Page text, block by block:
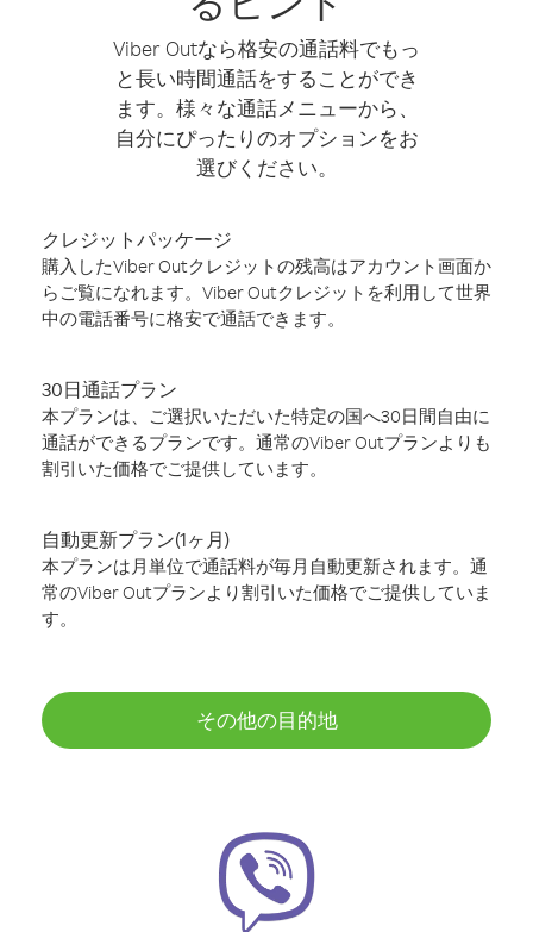
Viber Outなら格安の通話料でもっ
と長い時間通話をすることができ
ます。様々な通話メニューから、
自分にぴったりのオプションをお
選びください。
クレジットパッケージ
購入したViber Outクレジットの残高はアカウント画面か
らご覧になれます。Viber Outクレジットを利用して世界
中の電話番号に格安で通話できます。
30日通話プラン
本プランは、ご選択いただいた特定の国へ30日間自由に
通話ができるプランです。通常のViber Outプランよりも
割引いた価格でご提供しています。
自動更新プラン(1ヶ月)
本プランは月単位で通話料が毎月自動更新されます。通
常のViber Outプランより割引いた価格でご提供していま
す。
その他の目的地